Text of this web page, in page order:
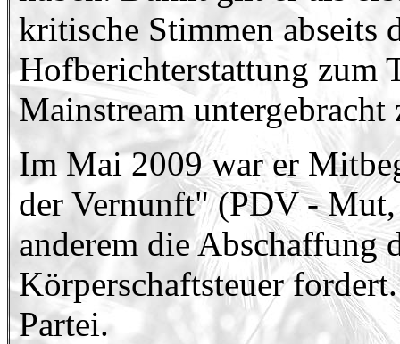
kritische Stimmen abseits
Hofberichterstattung zum
Mainstream untergebracht
Im Mai 2009 war er
der Vernunft" (PDV -
anderem die Abschaffung
Körperschaftsteuer
Partei.